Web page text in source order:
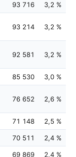
93 716 3,2 %
93 214 3,2 %
92 581 3,2 %
85 530 3,0 %
76 652 2,6 %
71 148 2,5 %
70 511 2,4 %
69 869 2,4 %